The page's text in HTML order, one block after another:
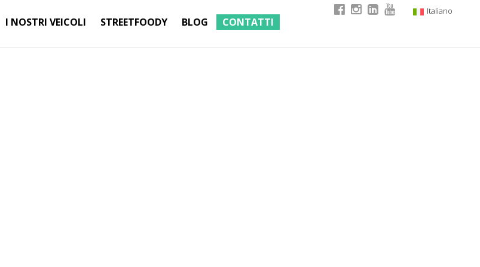
Italiano
I NOSTRI VEICOLI STREETFOODY BLOG CONTATTI